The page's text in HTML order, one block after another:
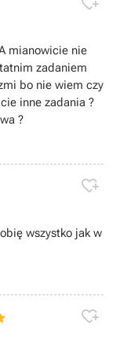
mianowicie nie
zadaniem
bo nie wiem czy
inne zadania ?
?

wszystko jak w
